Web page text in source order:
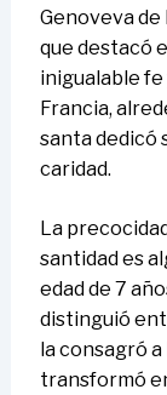
Genoveva
que destacó
inigualable
Francia,
santa dedicó
caridad.
La
santidad es
edad de 7
distinguió
la consagró a
transformó